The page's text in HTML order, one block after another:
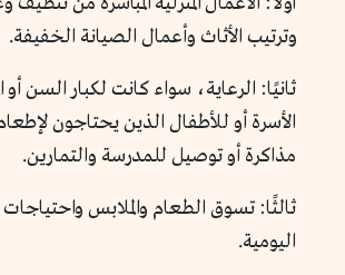
وترتيب الأثاث وأعمال الصيانة الخفيفة.
ثانيًا: الرعاية، سواء كانت لكبار السن أو
الأسرة أو للأطفال الذين يحتاجون
مذاكرة أو توصيل للمدرسة والتمارين.
ثالثًا: تسوق الطعام والملابس واحتياجات
اليومية.